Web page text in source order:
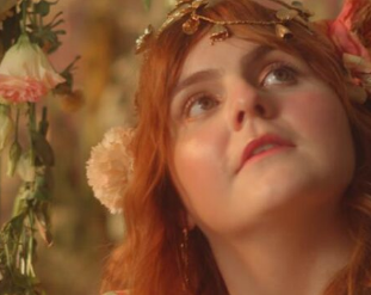
DE
SEU
ÁLBUM
“MAGIC
SHOW”